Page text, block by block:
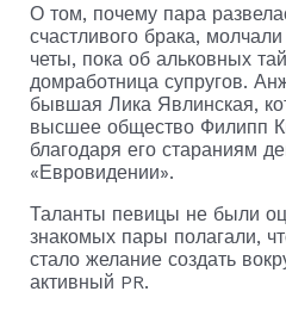
О том, почему пара
счастливого брака,
четы, пока об альковных
домработница супругов.
бывшая Лика Явлинская,
высшее общество Филипп
благодаря его стараниям
«Евровидении».
Таланты певицы не были
знакомых пары полагали,
стало желание создать
активный PR.